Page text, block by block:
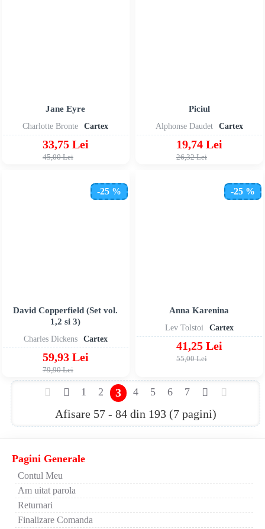
Charlotte Bronte Cartex
Jane Eyre
33,75 Lei
45,00 Lei
Alphonse Daudet Cartex
Piciul
19,74 Lei
26,32 Lei
-25 %
Charles Dickens Cartex
David Copperfield (Set vol.
1,2 si 3)
59,93 Lei
79,90 Lei
-25 %
Lev Tolstoi Cartex
Anna Karenina
41,25 Lei
55,00 Lei
1 2 3 4 5 6 7
Afisare 57 - 84 din 193 (7 pagini)
Pagini Generale
Contul Meu
Am uitat parola
Returnari
Finalizare Comanda